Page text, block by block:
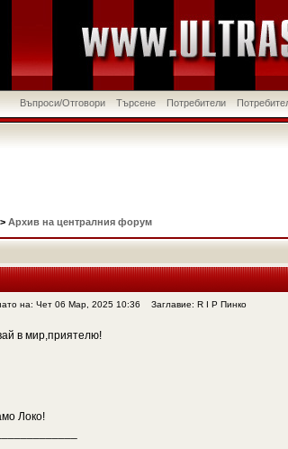
Въпроси/Отговори Търсене Потребители
Архив на централния форум
на: Чет 06 Мар, 2025 10:36 Заглавие: R I P Пинко
в мир,приятелю!
Локо!